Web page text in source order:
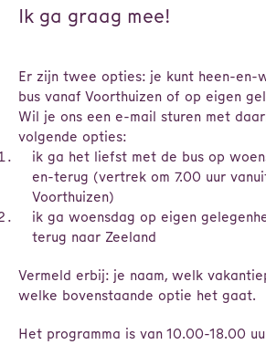
Ik ga graag mee!
Er zijn twee opties: je kunt heen-en-
bus vanaf Voorthuizen of op eigen
Wil je ons een e-mail sturen met
volgende opties:
ik ga het liefst met de bus op
en-terug (vertrek om 7.00 uur
Voorthuizen)
ik ga woensdag op eigen
terug naar Zeeland
Vermeld erbij: je naam, welk
welke bovenstaande optie het gaat.
Het programma is van 10.00-18.00